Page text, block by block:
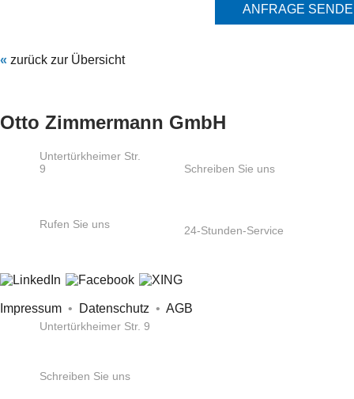
ANFRAGE
« zurück zur Übersicht
Otto Zimmermann GmbH
Untertürkheimer Str.
9
Schreiben Sie uns
Rufen Sie uns 24-Stunden-Service
Impressum • Datenschutz • AGB
Untertürkheimer Str. 9
Schreiben Sie uns